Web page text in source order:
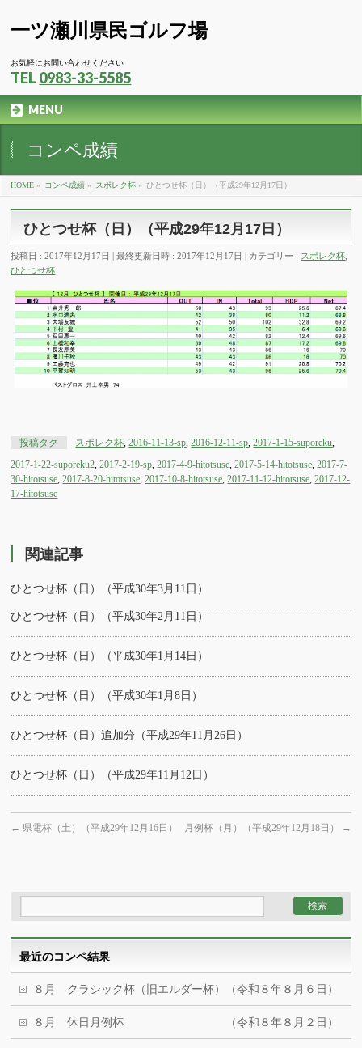
一ツ瀬川県民ゴルフ場
お気軽にお問い合わせください
TEL 0983-33-5585
MENU
コンペ成績
HOME » コンペ成績 » スポレク杯 » ひとつせ杯（日）（平成29年12月17日）
ひとつせ杯（日）（平成29年12月17日）
投稿日 : 2017年12月17日 最終更新日時 : 2017年12月17日 カテゴリー : スポレク杯
ひとつせ杯
投稿タグ スポレク杯 ,2016-11-13-sp ,2016-12-11-sp ,2017-1-15-suporeku
2017-1-22-suporeku2 ,2017-2-19-sp ,2017-4-9-hitotsuse ,2017-5-14-hitotsuse ,2017-7-
30-hitotsuse ,2017-8-20-hitotsuse ,2017-10-8-hitotsuse ,2017-11-12-hitotsuse ,2017-12-
17-hitotsuse
関連記事
ひとつせ杯（日）（平成30年3月11日）
ひとつせ杯（日）（平成30年2月11日）
ひとつせ杯（日）（平成30年1月14日）
ひとつせ杯（日）（平成30年1月8日）
ひとつせ杯（日）追加分（平成29年11月26日）
ひとつせ杯（日）（平成29年11月12日）
← 県電杯（土）（平成29年12月16日） 月例杯（月）（平成29年12月18日） →
最近のコンペ結果
８月 クラシック杯（旧エルダー杯）（令和８年８月６日）
８月 休日月例杯 （令和８年８月２日）